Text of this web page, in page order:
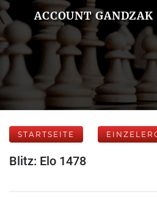
ACCOUNT GANDZAK
STARTSEITE
Blitz: Elo 1478